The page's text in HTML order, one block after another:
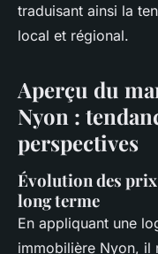
traduisant ainsi la
local et régional.
Aperçu du
Nyon :
perspectives
Évolution des
long terme
En appliquant une
immobilière Nyon, il